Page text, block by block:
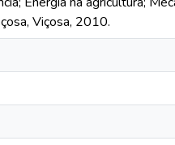
Viçosa, 2010.